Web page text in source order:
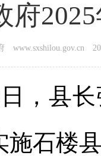
府
www.sxshilou.gov.cn
，县
施石楼